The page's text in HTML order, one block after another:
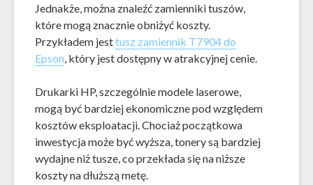
Jednakże, można znaleźć zamienniki tuszów,
które mogą znacznie obniżyć koszty.
Przykładem jesttusz zamiennik T7904 do
Epson, który jest dostępny w atrakcyjnej cenie.
Drukarki HP, szczególnie modele laserowe,
mogą być bardziej ekonomiczne pod względem
kosztów eksploatacji. Chociaż początkowa
inwestycja może być wyższa, tonery są bardziej
wydajne niż tusze, co przekłada się na niższe
koszty na dłuższą metę.